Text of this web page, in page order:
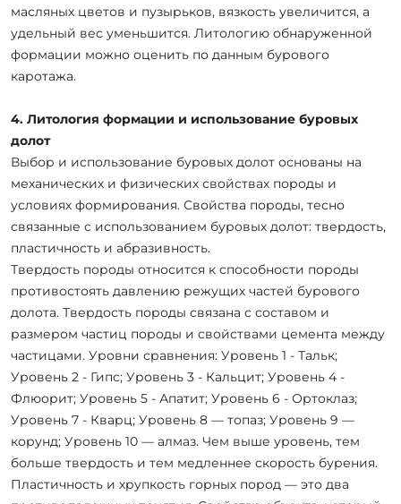
масляных цветов и пузырьков, вязкость увеличится, а
удельный вес уменьшится. Литологию обнаруженной
формации можно оценить по данным бурового
каротажа.
4. Литология формации и использование буровых
долот
Выбор и использование буровых долот основаны на
механических и физических свойствах породы и
условиях формирования. Свойства породы, тесно
связанные с использованием буровых долот: твердость,
пластичность и абразивность.
Твердость породы относится к способности породы
противостоять давлению режущих частей бурового
долота. Твердость породы связана с составом и
размером частиц породы и свойствами цемента между
частицами. Уровни сравнения: Уровень 1 - Тальк;
Уровень 2 - Гипс; Уровень 3 - Кальцит; Уровень 4 -
Флюорит; Уровень 5 - Апатит; Уровень 6 - Ортоклаз;
Уровень 7 - Кварц; Уровень 8 — топаз; Уровень 9 —
корунд; Уровень 10 — алмаз. Чем выше уровень, тем
больше твердость и тем медленнее скорость бурения.
Пластичность и хрупкость горных пород — это два